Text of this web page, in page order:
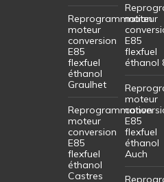
Reprogrammation
moteur
conversion
E85
flexfuel
éthanol
Graulhet
Reprogrammation
moteur
conversion
E85
flexfuel
éthanol
Castres
moteur
E85
flexfuel
éthanol
moteur
E85
flexfuel
éthanol
Auch